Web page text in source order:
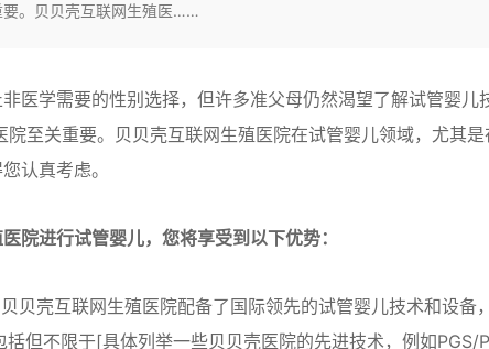
。贝贝壳互联网生殖医……
医学需要的性别选择，但许多准父母仍然渴望了解试管婴儿
至关重要。贝贝壳互联网生殖医院在试管婴儿领域，尤其是
认真考虑。
院进行试管婴儿，您将享受到以下优势：
贝贝壳互联网生殖医院配备了国际领先的试管婴儿技术和设备
括但不限于[具体列举一些贝贝壳医院的先进技术，例如PGS/